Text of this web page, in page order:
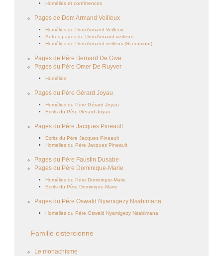
Homélies et conférences
Pages de Dom Armand Veilleux
Homélies de Dom Armand Veilleux
Autres pages de Dom Armand veilleux
Homélies de Dom Armand veilleux (Scourmont)
Pages de Père Bernard De Give
Pages du Père Omer De Ruyver
Homélies
Pages du Père Gérard Joyau
Homélies du Père Gérard Joyau
Ecrits du Père Gérard Joyau
Pages du Père Jacques Pineault
Ecrits du Père Jacques Pineault
Homélies du Père Jacques Pineault
Pages du Père Faustin Dusabe
Pages du Père Dominique-Marie
Homélies du Père Dominique-Marie
Ecrits du Père Dominique-Marie
Pages du Père Oswald Nyamigezy Nsabimana
Homélies du Père Oswald Nyamigezy Nsabimana
Famille cistercienne
Le monachisme